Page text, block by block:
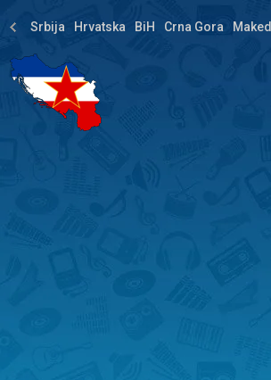
Srbija Hrvatska BiH Crna Gora